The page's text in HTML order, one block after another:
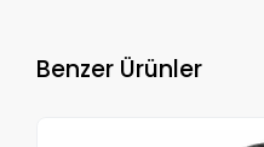
Benzer Ürünler